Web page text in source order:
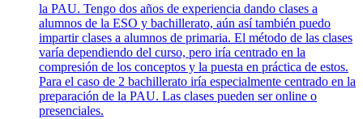
la PAU. Tengo dos años de experiencia dando clases a
alumnos de la ESO y bachillerato, aún así también puedo
impartir clases a alumnos de primaria. El método de las clases
varía dependiendo del curso, pero iría centrado en la
compresión de los conceptos y la puesta en práctica de estos.
Para el caso de 2 bachillerato iría especialmente centrado en la
preparación de la PAU. Las clases pueden ser online o
presenciales.